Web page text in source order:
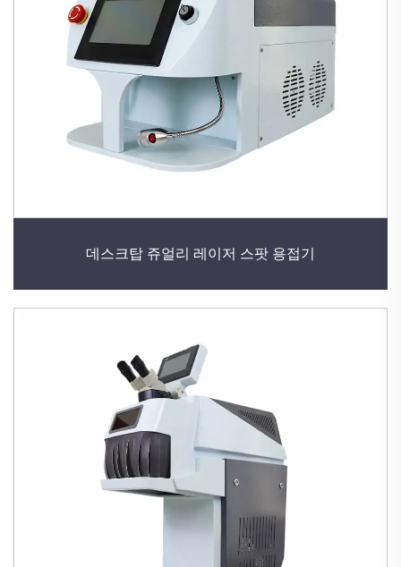
데스크탑 쥬얼리 레이저 스팟 용접기